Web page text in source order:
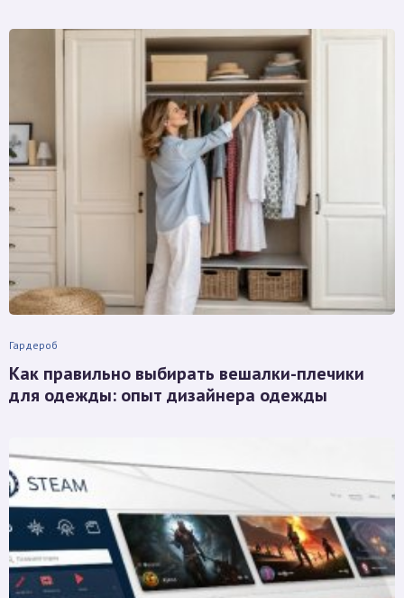
Гардероб
Как правильно выбирать вешалки-плечики
для одежды: опыт дизайнера одежды